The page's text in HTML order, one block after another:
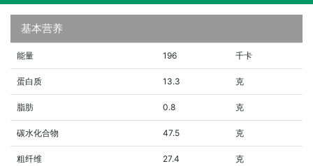
基本营养
能量 196 千卡
蛋白质 13.3 克
脂肪 0.8 克
碳水化合物 47.5 克
粗纤维 27.4 克